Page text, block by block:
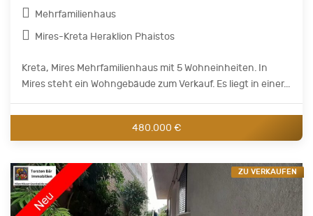
Mehrfamilienhaus
Mires-Kreta Heraklion Phaistos
Kreta, Mires Mehrfamilienhaus mit 5 Wohneinheiten. In
Mires steht ein Wohngebäude zum Verkauf. Es liegt in einer...
480.000 €
ZU VERKAUFEN